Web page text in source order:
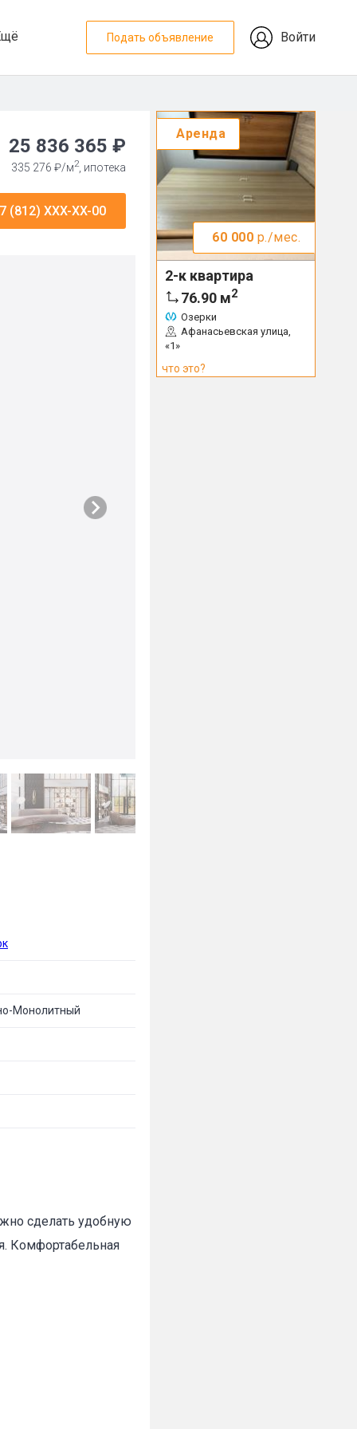
Подать объявление Войти
25 836 365 ₽
335 276 ₽/м2, ипотека
(812) XXX-XX-00
Монолитный
сделать удобную
Комфортабельная
Аренда
60 000 р./мес.
2-к квартира
76.90 м2
Озерки
Афанасьевская улица,
«1»
что это?